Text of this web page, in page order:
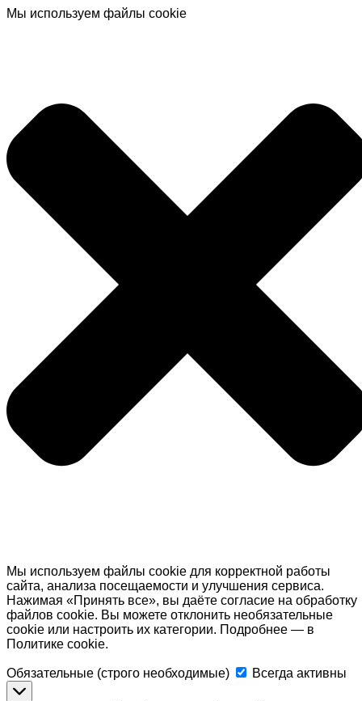
Мы используем файлы cookie
Мы используем файлы cookie для корректной работы
сайта, анализа посещаемости и улучшения сервиса.
Нажимая «Принять все», вы даёте согласие на обработку
файлов cookie. Вы можете отклонить необязательные
cookie или настроить их категории. Подробнее — в
Политике cookie.
Обязательные (строго необходимые)
Обязательные
Всегда активны